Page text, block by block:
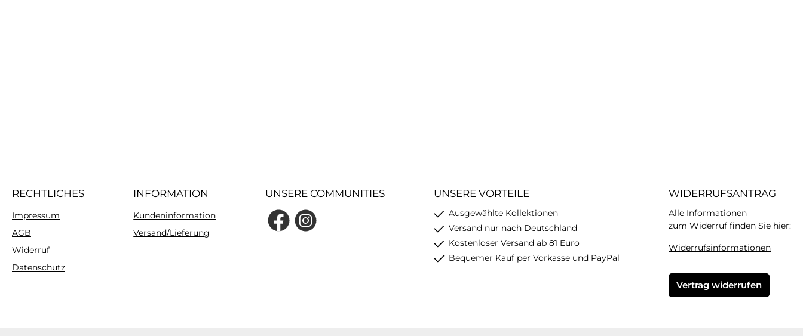
RECHTLICHES
Impressum
AGB
Widerruf
Datenschutz
INFORMATION
Kundeninformation
Versand/Lieferung
UNSERE COMMUNITIES
FacebookInstagram
UNSERE VORTEILE
Ausgewählte Kollektionen
Versand nur nach Deutschland
Kostenloser Versand ab 81 Euro
Bequemer Kauf per Vorkasse und PayPal
WIDERRUFSANTRAG
Alle Informationen
zum Widerruf finden Sie hier:
Widerrufsinformationen
Vertrag widerrufen